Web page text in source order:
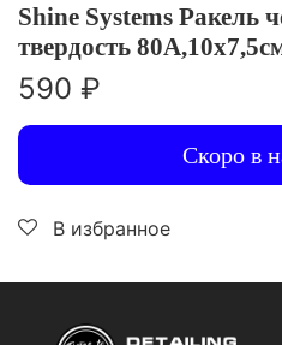
Shine Systems Ракель
твердость
590 ₽
Скоро в
В избранное